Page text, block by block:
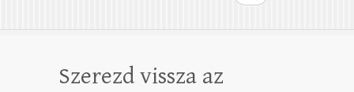
Szerezd vissza az